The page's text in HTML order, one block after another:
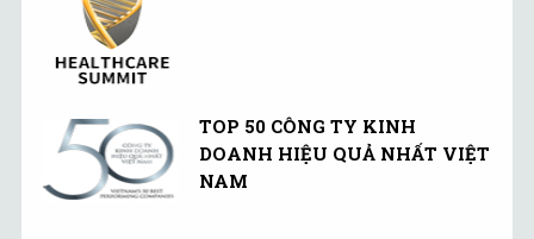
TOP 50 CÔNG TY KINH
DOANH HIỆU QUẢ NHẤT VIỆT
NAM